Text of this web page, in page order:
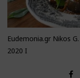
Eudemonia.gr Nikos
2020 I